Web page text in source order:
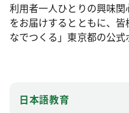
利用者一人ひとりの興味
をお届けするとともに、
なでつくる」東京都の公式
日本語教育